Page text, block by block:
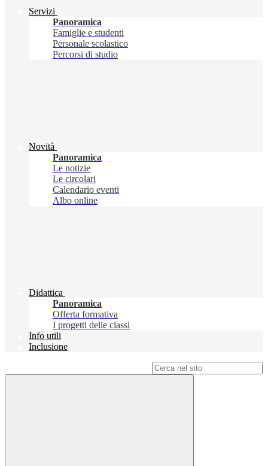
Servizi
Panoramica
Famiglie e studenti
Personale scolastico
Percorsi di studio
Novità
Panoramica
Le notizie
Le circolari
Calendario eventi
Albo online
Didattica
Panoramica
Offerta formativa
I progetti delle classi
Info utili
Inclusione